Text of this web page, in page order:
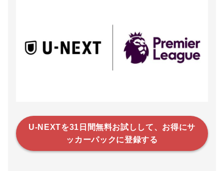
U-NEXTを31日間無料お試しして、お得にサ
ッカーパックに登録する